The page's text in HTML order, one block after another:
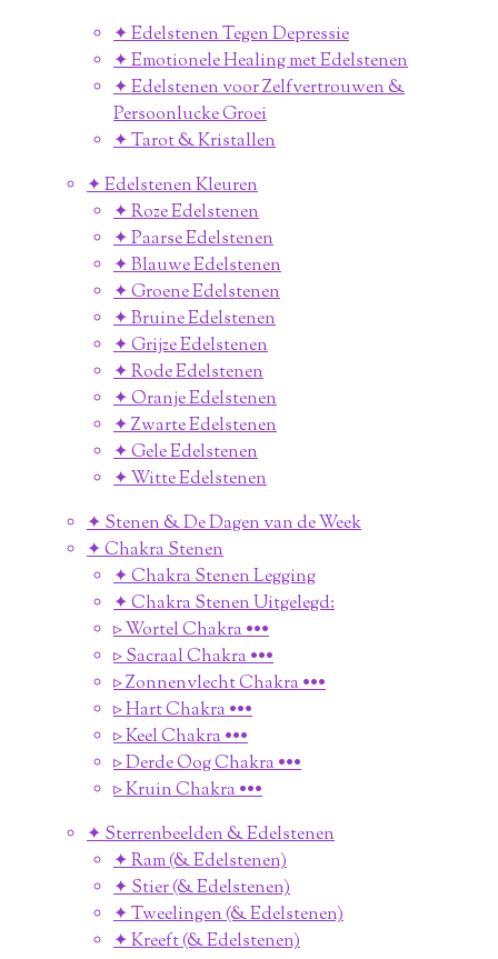
✦ Edelstenen Tegen Depressie
✦ Emotionele Healing met Edelstenen
✦ Edelstenen voor Zelfvertrouwen &
Persoonlucke Groei
✦ Tarot & Kristallen
✦ Edelstenen Kleuren
✦ Roze Edelstenen
✦ Paarse Edelstenen
✦ Blauwe Edelstenen
✦ Groene Edelstenen
✦ Bruine Edelstenen
✦ Grijze Edelstenen
✦ Rode Edelstenen
✦ Oranje Edelstenen
✦ Zwarte Edelstenen
✦ Gele Edelstenen
✦ Witte Edelstenen
✦ Stenen & De Dagen van de Week
✦ Chakra Stenen
✦ Chakra Stenen Legging
✦ Chakra Stenen Uitgelegd:
▹ Wortel Chakra •••
▹ Sacraal Chakra •••
▹ Zonnenvlecht Chakra •••
▹ Hart Chakra •••
▹ Keel Chakra •••
▹ Derde Oog Chakra •••
▹ Kruin Chakra •••
✦ Sterrenbeelden & Edelstenen
✦ Ram (& Edelstenen)
✦ Stier (& Edelstenen)
✦ Tweelingen (& Edelstenen)
✦ Kreeft (& Edelstenen)